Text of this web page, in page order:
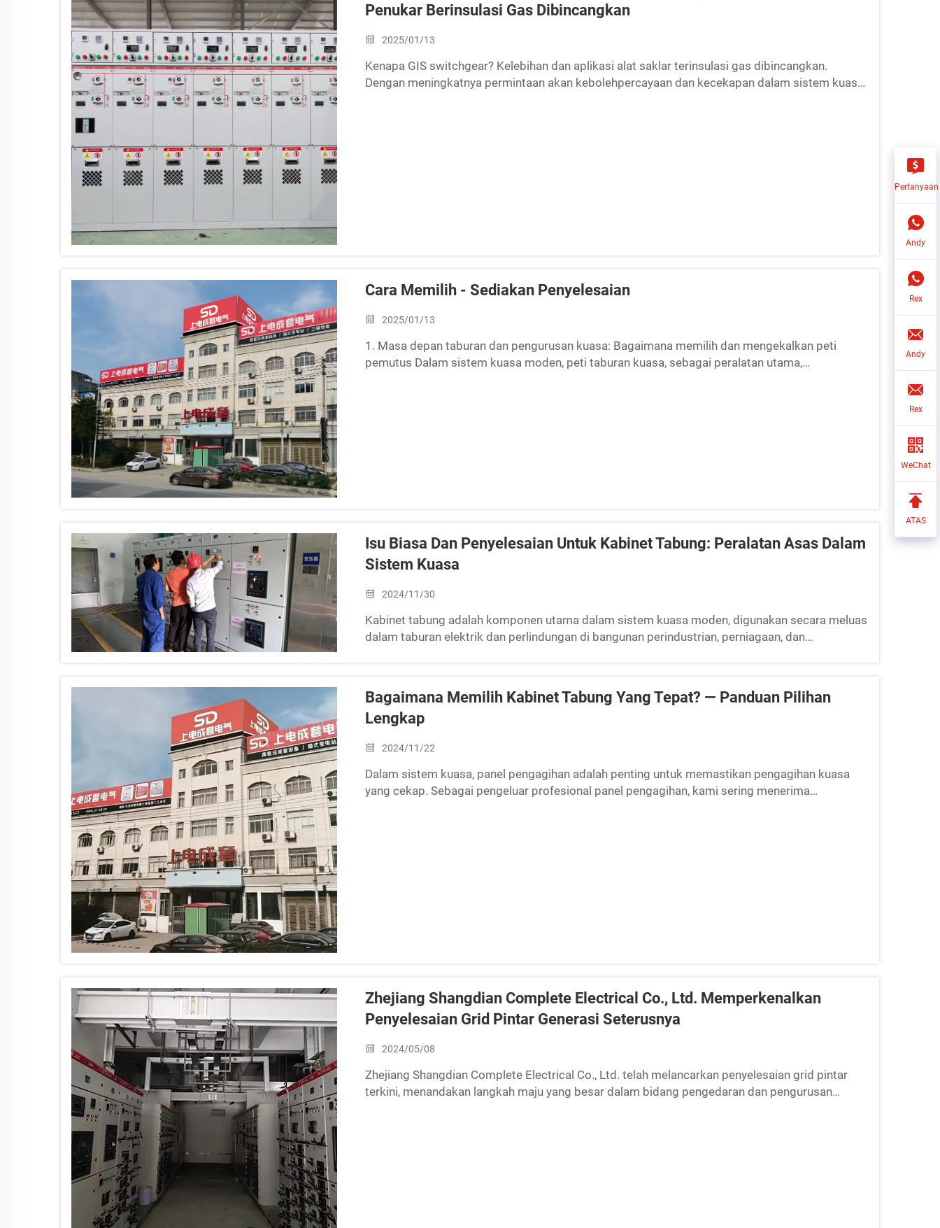
Penukar Berinsulasi Gas Dibincangkan
2025/01/13
Kenapa GIS switchgear? Kelebihan dan aplikasi alat saklar terinsulasi gas dibincangkan.
Dengan meningkatnya permintaan akan kebolehpercayaan dan kecekapan dalam sistem kuasa,
Cara Memilih - Sediakan Penyelesaian
2025/01/13
1. Masa depan taburan dan pengurusan kuasa: Bagaimana memilih dan mengekalkan peti
pemutus Dalam sistem kuasa moden, peti taburan kuasa, sebagai peralatan utama,
Isu Biasa Dan Penyelesaian Untuk Kabinet Tabung: Peralatan Asas Dalam
Sistem Kuasa
2024/11/30
Kabinet tabung adalah komponen utama dalam sistem kuasa moden, digunakan secara meluas
dalam taburan elektrik dan perlindungan di bangunan perindustrian, perniagaan, dan
Bagaimana Memilih Kabinet Tabung Yang Tepat? — Panduan Pilihan
Lengkap
2024/11/22
Dalam sistem kuasa, panel pengagihan adalah penting untuk memastikan pengagihan kuasa
yang cekap. Sebagai pengeluar profesional panel pengagihan, kami sering menerima
Zhejiang Shangdian Complete Electrical Co., Ltd. Memperkenalkan
Penyelesaian Grid Pintar Generasi Seterusnya
2024/05/08
Zhejiang Shangdian Complete Electrical Co., Ltd. telah melancarkan penyelesaian grid pintar
terkini, menandakan langkah maju yang besar dalam bidang pengedaran dan pengurusan
Pertanyaan
Andy
Rex
Andy
Rex
WeChat
ATAS